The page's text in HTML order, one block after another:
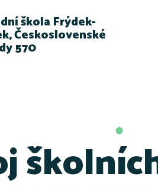
škola Frýdek-
Československé
570